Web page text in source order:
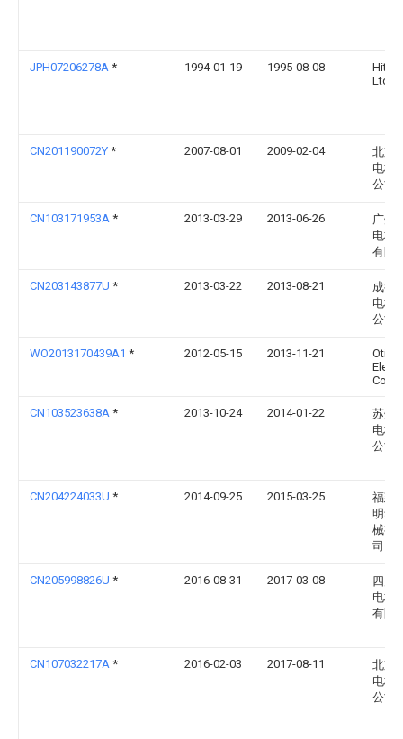
JPH07206278A * 1994-01-19 1995-08-08
Ltd
CN201190072Y * 2007-08-01 2009-02-04
北京
电梯
公司
CN103171953A * 2013-03-29 2013-06-26
广州
电梯
有限
CN203143877U * 2013-03-22 2013-08-21
成都
电梯
公司
WO2013170439A1 * 2012-05-15 2013-11-21
Otis
CN103523638A * 2013-10-24 2014-01-22
苏州
电梯
公司
CN204224033U * 2014-09-25 2015-03-25
福建
明华
械有
司
CN205998826U * 2016-08-31 2017-03-08
四川
电梯
有限
CN107032217A * 2016-02-03 2017-08-11
北京
电梯
公司